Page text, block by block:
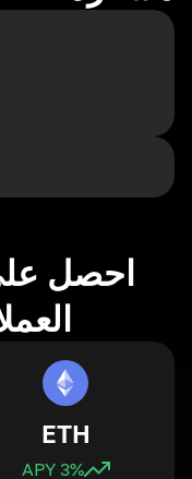
احصل
ETH
3% APY